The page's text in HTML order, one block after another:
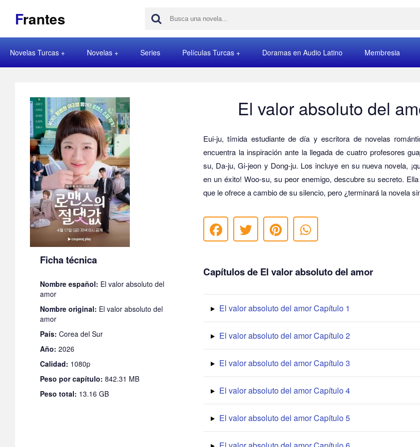
Frantes
Novelas Turcas Novelas Series Películas Turcas Doramas en Audio Latino Membresia
Ficha técnica
Nombre español: El valor absoluto del
amor
Nombre original: El valor absoluto del
amor
País: Corea del Sur
Año: 2026
Calidad: 1080p
Peso por capítulo: 842.31 MB
Peso total: 13.16 GB
El valor absoluto del
Eui-ju, tímida estudiante de día y escritora de novelas
encuentra la inspiración ante la llegada de cuatro profesores
su, Da-ju, Gi-jeon y Dong-ju. Los incluye en su nueva novela,
en un éxito! Woo-su, su peor enemigo, descubre su secreto.
que le ofrece a cambio de su silencio, pero ¿terminará la novela
Capítulos de El valor absoluto del amor
El valor absoluto del amor Capítulo 1
El valor absoluto del amor Capítulo 2
El valor absoluto del amor Capítulo 3
El valor absoluto del amor Capítulo 4
El valor absoluto del amor Capítulo 5